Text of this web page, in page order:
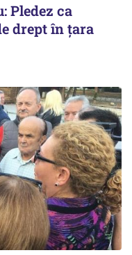
Pledez ca
drept în ţara